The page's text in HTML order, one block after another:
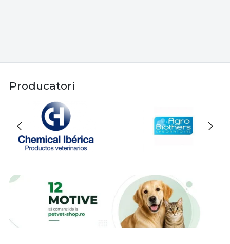
Producatori